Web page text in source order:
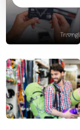
World Elite
Mastercard
Triangle